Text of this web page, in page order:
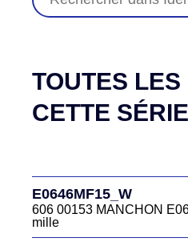
TOUTES
CETTE
E0646MF15_W
606 00153 MANCHON
mille